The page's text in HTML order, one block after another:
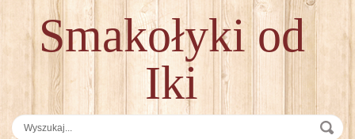
Smakołyki od
Iki